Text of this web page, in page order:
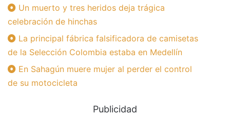
Un muerto y tres heridos deja trágica
celebración de hinchas
La principal fábrica falsificadora de camisetas
de la Selección Colombia estaba en Medellín
En Sahagún muere mujer al perder el control
de su motocicleta
Publicidad